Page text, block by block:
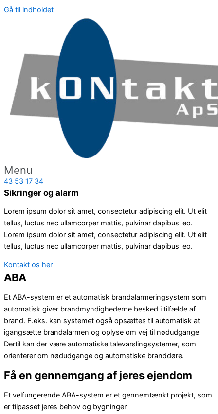
Gå til indholdet
Menu
43 53 17 34
Sikringer og alarm
Lorem ipsum dolor sit amet, consectetur adipiscing elit. Ut elit
tellus, luctus nec ullamcorper mattis, pulvinar dapibus leo.
Lorem ipsum dolor sit amet, consectetur adipiscing elit. Ut elit
tellus, luctus nec ullamcorper mattis, pulvinar dapibus leo.
Kontakt os her
ABA
Et ABA-system er et automatisk brandalarmeringsystem som
automatisk giver brandmyndighederne besked i tilfælde af
brand. F.eks. kan systemet også opsættes til automatisk at
igangsætte brandalarmen og oplyse om vej til nødudgange.
Dertil kan der være automatiske talevarslingsystemer, som
orienterer om nødudgange og automatiske branddøre.
Få en gennemgang af jeres ejendom
Et velfungerende ABA-system er et gennemtænkt projekt, som
er tilpasset jeres behov og bygninger.